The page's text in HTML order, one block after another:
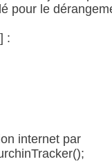
pour le
:
internet par